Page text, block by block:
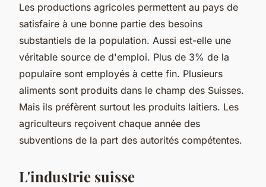
Les productions agricoles permettent au pays de
satisfaire à une bonne partie des besoins
substantiels de la population. Aussi est-elle une
véritable source de d'emploi. Plus de 3% de la
populaire sont employés à cette fin. Plusieurs
aliments sont produits dans le champ des Suisses.
Mais ils préfèrent surtout les produits laitiers. Les
agriculteurs reçoivent chaque année des
subventions de la part des autorités compétentes.
L'industrie suisse